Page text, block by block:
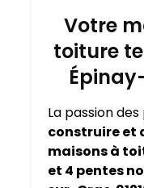
Votre
toiture
La passion
construire et
maisons à
et 4 pentes